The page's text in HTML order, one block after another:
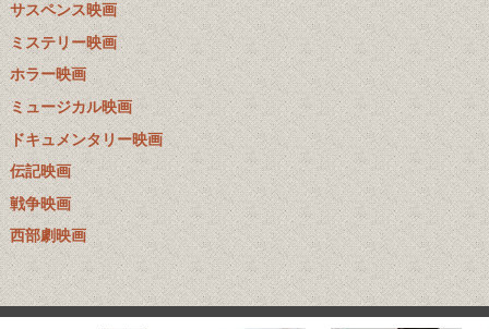
サスペンス映画
ミステリー映画
ホラー映画
ミュージカル映画
ドキュメンタリー映画
伝記映画
戦争映画
西部劇映画